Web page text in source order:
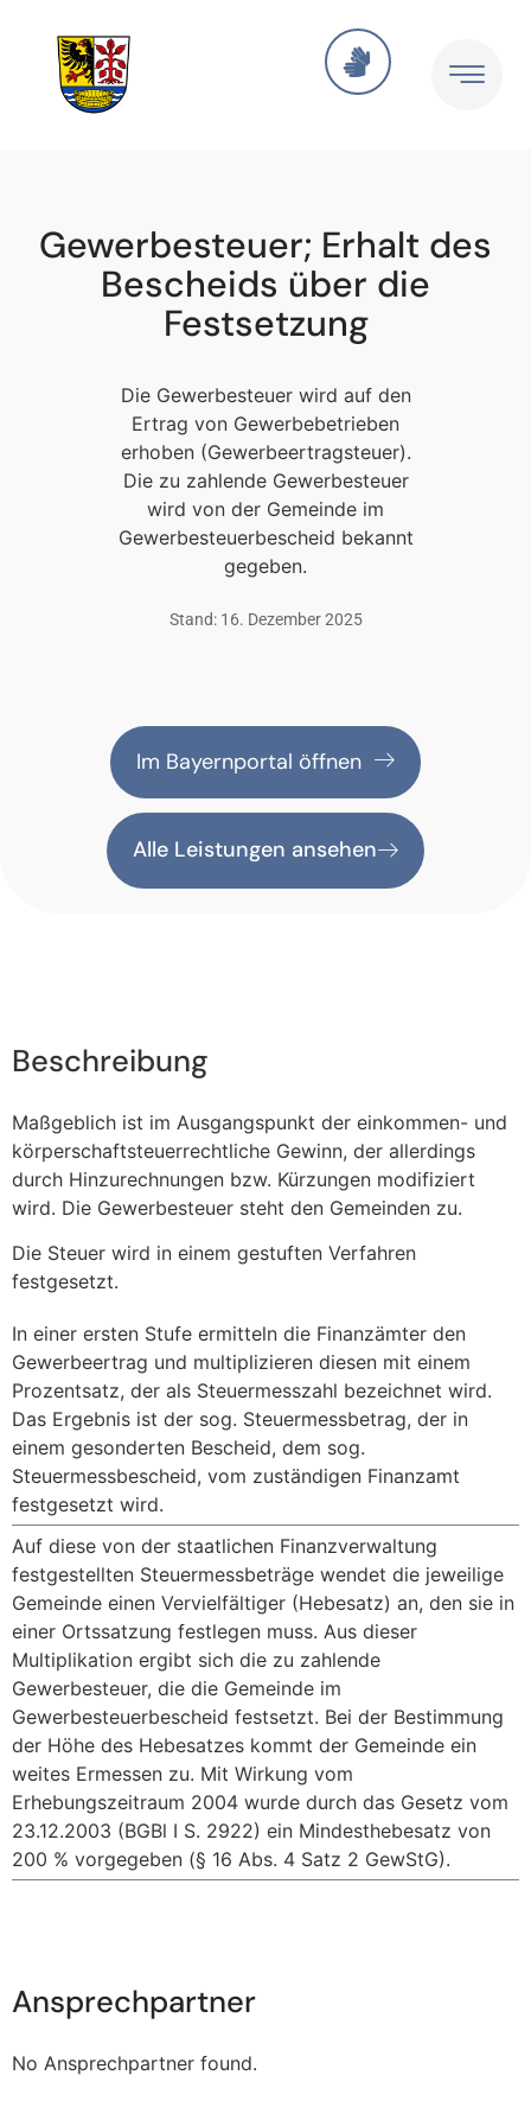
Gewerbesteuer; Erhalt des
Bescheids über die
Festsetzung
Die Gewerbesteuer wird auf den
Ertrag von Gewerbebetrieben
erhoben (Gewerbeertragsteuer).
Die zu zahlende Gewerbesteuer
wird von der Gemeinde im
Gewerbesteuerbescheid bekannt
gegeben.
Stand: 16. Dezember 2025
Im Bayernportal öffnen
Alle Leistungen ansehen
Beschreibung
Maßgeblich ist im Ausgangspunkt der einkommen- und
körperschaftsteuerrechtliche Gewinn, der allerdings
durch Hinzurechnungen bzw. Kürzungen modifiziert
wird. Die Gewerbesteuer steht den Gemeinden zu.
Die Steuer wird in einem gestuften Verfahren
festgesetzt.
In einer ersten Stufe ermitteln die Finanzämter den
Gewerbeertrag und multiplizieren diesen mit einem
Prozentsatz, der als Steuermesszahl bezeichnet wird.
Das Ergebnis ist der sog. Steuermessbetrag, der in
einem gesonderten Bescheid, dem sog.
Steuermessbescheid, vom zuständigen Finanzamt
festgesetzt wird.
Auf diese von der staatlichen Finanzverwaltung
festgestellten Steuermessbeträge wendet die jeweilige
Gemeinde einen Vervielfältiger (Hebesatz) an, den sie in
einer Ortssatzung festlegen muss. Aus dieser
Multiplikation ergibt sich die zu zahlende
Gewerbesteuer, die die Gemeinde im
Gewerbesteuerbescheid festsetzt. Bei der Bestimmung
der Höhe des Hebesatzes kommt der Gemeinde ein
weites Ermessen zu. Mit Wirkung vom
Erhebungszeitraum 2004 wurde durch das Gesetz vom
23.12.2003 (BGBl I S. 2922) ein Mindesthebesatz von
200 % vorgegeben (§ 16 Abs. 4 Satz 2 GewStG).
Ansprechpartner
No Ansprechpartner found.